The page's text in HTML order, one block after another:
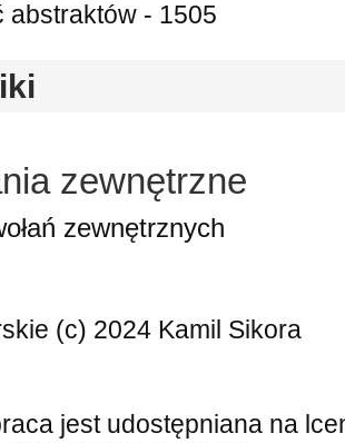
abstraktów - 1505
zewnętrzne
zewnętrznych
(c) 2024 Kamil Sikora
jest udostępniana na